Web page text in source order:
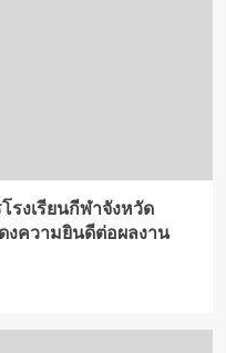
รงเรียนกีฬาจังหวัด
ความยินดีต่อผลงาน